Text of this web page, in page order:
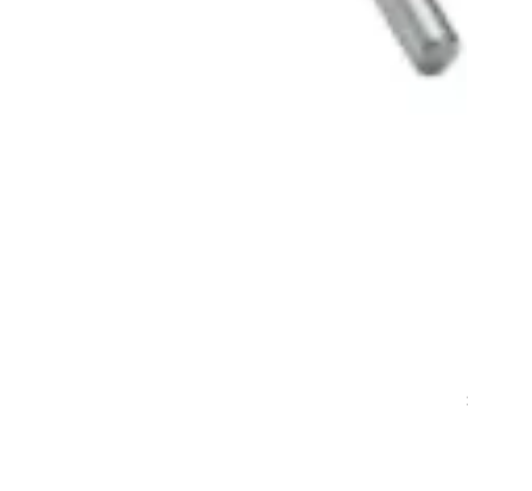
Subler